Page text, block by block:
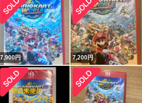
7,900円 7,200円